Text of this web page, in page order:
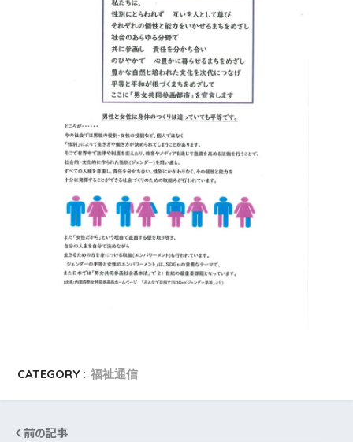
CATEGORY : 福祉通信
前の記事